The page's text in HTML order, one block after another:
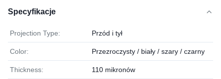
Specyfikacje
Projection Type: Przód i tył
Color: Przezroczysty / biały / szary / czarny
Thickness: 110 mikronów